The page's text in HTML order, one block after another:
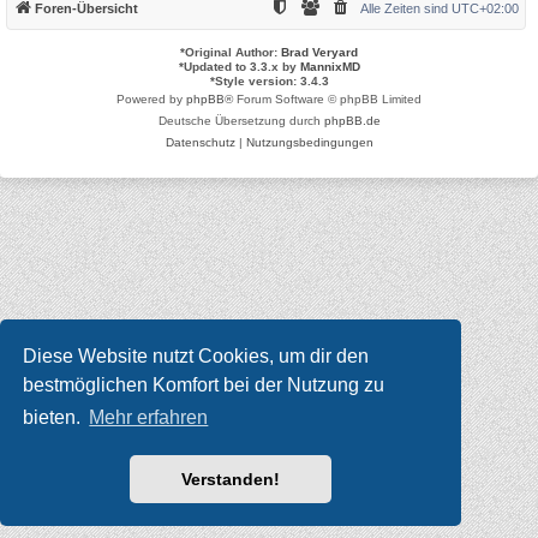
Diese Website nutzt Cookies, um dir den
bestmöglichen Komfort bei der Nutzung zu
bieten. Mehr erfahren
Verstanden!
Foren-Übersicht Alle Zeiten sind UTC+02:00
*Original Author: Brad Veryard
*Updated to 3.3.x by MannixMD
*Style version: 3.4.3
Powered by phpBB® Forum Software © phpBB Limited
Deutsche Übersetzung durch phpBB.de
Datenschutz| Nutzungsbedingungen